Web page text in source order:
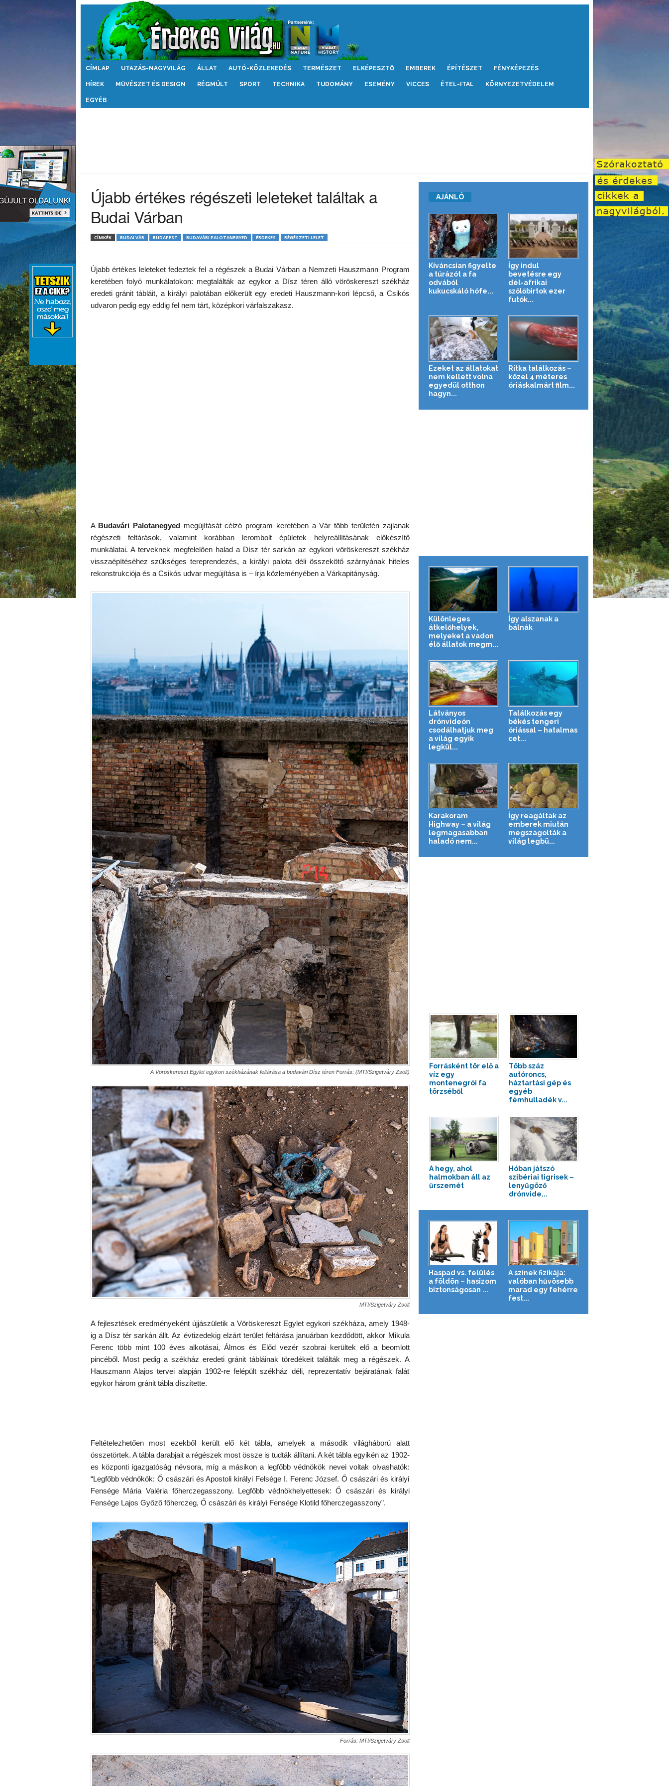
Érdekes
CÍMLAP UTAZÁS-NAGYVILÁG ÁLLAT AUTÓ-KÖZLEKEDÉS TERMÉSZET ELKÉPESZTŐ EMBEREK ÉPÍTÉSZET FÉNYKÉPEZÉS
HÍREK MŰVÉSZET ÉS DESIGN RÉGMÚLT SPORT TECHNIKA TUDOMÁNY ESEMÉNY VICCES ÉTEL-ITAL KÖRNYEZETVÉDELEM
EGYÉB
Újabb értékes régészeti leleteket találtak a
Budai Várban
CÍMKÉK BUDAI VÁR BUDAPEST BUDAVÁRI PALOTANEGYED ÉRDEKES RÉGÉSZETI LELET
Újabb értékes leleteket fedeztek fel a régészek a Budai Várban a Nemzeti Hauszmann Program
keretében folyó munkálatokon: megtalálták az egykor a Dísz téren álló vöröskereszt székház
eredeti gránit tábláit, a királyi palotában előkerült egy eredeti Hauszmann-kori lépcső, a Csikós
udvaron pedig egy eddig fel nem tárt, középkori várfalszakasz.
A Budavári Palotanegyedmegújítását célzó program keretében a Vár több területén zajlanak
régészeti feltárások, valamint korábban lerombolt épületek helyreállításának előkészítő
munkálatai. A terveknek megfelelően halad a Dísz tér sarkán az egykori vöröskereszt székház
visszaépítéséhez szükséges tereprendezés, a királyi palota déli összekötő szárnyának hiteles
rekonstrukciója és a Csikós udvar megújítása is – írja közleményében a Várkapitányság.
A Vöröskereszt Egylet egykori székházának feltárása a budavári Dísz téren Forrás: (MTI/Szigetváry Zsolt)
MTI/Szigetváry Zsolt
A fejlesztések eredményeként újjászületik a Vöröskereszt Egylet egykori székháza, amely 1948-
ig a Dísz tér sarkán állt. Az évtizedekig elzárt terület feltárása januárban kezdődött, akkor Mikula
Ferenc több mint 100 éves alkotásai, Álmos és Előd vezér szobrai kerültek elő a beomlott
pincéből. Most pedig a székház eredeti gránit tábláinak töredékeit találták meg a régészek. A
Hauszmann Alajos tervei alapján 1902-re felépült székház déli, reprezentatív bejáratának falát
egykor három gránit tábla díszítette.
Feltételezhetően most ezekből került elő két tábla, amelyek a második világháború alatt
összetörtek. A tábla darabjait a régészek most össze is tudták állítani. A két tábla egyikén az 1902-
es központi igazgatóság névsora, míg a másikon a legfőbb védnökök nevei voltak olvashatók:
“Legfőbb védnökök: Ő császári és Apostoli királyi Felsége I. Ferenc József. Ő császári és királyi
Fensége Mária Valéria főherczegasszony. Legfőbb védnökhelyettesek: Ő császári és királyi
Fensége Lajos Győző főherczeg, Ő császári és királyi Fensége Klotild főherczegasszony”.
Forrás: MTI/Szigetváry Zsolt
AJÁNLÓ
Kíváncsian figyelte
a túrázót a fa
odvából
kukucskáló hófe...
Így indul
bevetésre egy
dél-afrikai
szőlőbirtok ezer
futók...
Ezeket az állatokat
nem kellett volna
egyedül otthon
hagyn...
Ritka találkozás –
közel 4 méteres
óriáskalmárt film...
Különleges
átkelőhelyek,
melyeket a vadon
élő állatok megm...
Így alszanak a
bálnák
Látványos
drónvideón
csodálhatjuk meg
a világ egyik
legkül...
Találkozás egy
békés tengeri
óriással – hatalmas
cet...
Karakoram
Highway – a világ
legmagasabban
haladó nem...
Így reagáltak az
emberek miután
megszagolták a
világ legbü...
Forrásként tör elő a
víz egy
montenegrói fa
törzséből
Több száz
autóroncs,
háztartási gép és
egyéb
fémhulladék v...
A hegy, ahol
halmokban áll az
űrszemét
Hóban játszó
szibériai tigrisek –
lenyűgöző
drónvide...
Haspad vs. felülés
a földön – hasizom
biztonságosan ...
A színek fizikája:
valóban hűvösebb
marad egy fehérre
fest...